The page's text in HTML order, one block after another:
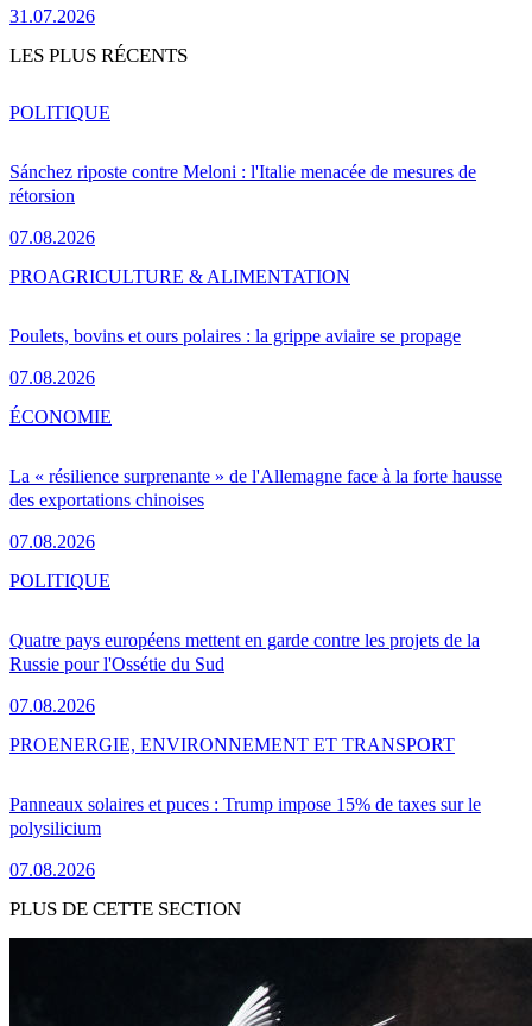
31.07.2026
LES PLUS RÉCENTS
Sánchez riposte contre Meloni : l'Italie menacée de mesures de
rétorsion
07.08.2026
POLITIQUE
Poulets, bovins et ours polaires : la grippe aviaire se propage
07.08.2026
PROAGRICULTURE & ALIMENTATION
La « résilience surprenante » de l'Allemagne face à la forte hausse
des exportations chinoises
07.08.2026
ÉCONOMIE
Quatre pays européens mettent en garde contre les projets de la
Russie pour l'Ossétie du Sud
07.08.2026
POLITIQUE
Panneaux solaires et puces : Trump impose 15% de taxes sur le
polysilicium
07.08.2026
PROENERGIE, ENVIRONNEMENT ET TRANSPORT
PLUS DE CETTE SECTION